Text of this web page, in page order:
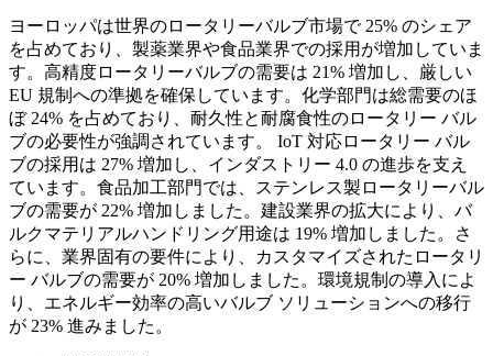
ヨーロッパは世界のロータリーバルブ市場で 25% のシェア
を占めており、製薬業界や食品業界での採用が増加していま
す。高精度ロータリーバルブの需要は 21% 増加し、厳しい
EU 規制への準拠を確保しています。化学部門は総需要のほ
ぼ 24% を占めており、耐久性と耐腐食性のロータリー バル
ブの必要性が強調されています。 IoT 対応ロータリー バル
ブの採用は 27% 増加し、インダストリー 4.0 の進歩を支え
ています。食品加工部門では、ステンレス製ロータリーバル
ブの需要が 22% 増加しました。建設業界の拡大により、バ
ルクマテリアルハンドリング用途は 19% 増加しました。さ
らに、業界固有の要件により、カスタマイズされたロータリ
ー バルブの需要が 20% 増加しました。環境規制の導入によ
り、エネルギー効率の高いバルブ ソリューションへの移行
が 23% 進みました。